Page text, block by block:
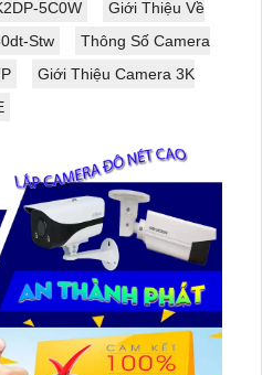
5C0W
Giới Thiệu Về
Stw
Thông Số Camera
Giới Thiệu Camera 3K